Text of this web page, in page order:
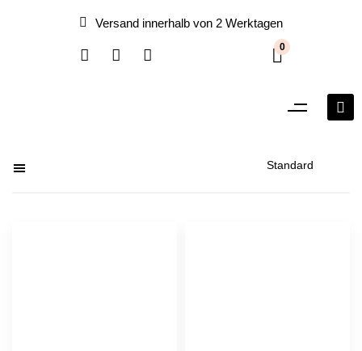
Versand innerhalb von 2 Werktagen
0